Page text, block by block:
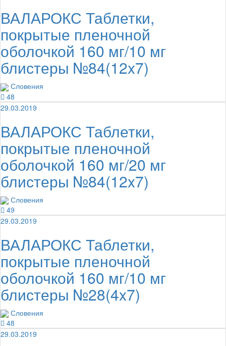
ВАЛАРОКС Таблетки,
покрытые пленочной
оболочкой 160 мг/10 мг
блистеры №84(12x7)
Словения
48
29.03.2019
ВАЛАРОКС Таблетки,
покрытые пленочной
оболочкой 160 мг/20 мг
блистеры №84(12x7)
Словения
49
29.03.2019
ВАЛАРОКС Таблетки,
покрытые пленочной
оболочкой 160 мг/10 мг
блистеры №28(4x7)
Словения
48
29.03.2019